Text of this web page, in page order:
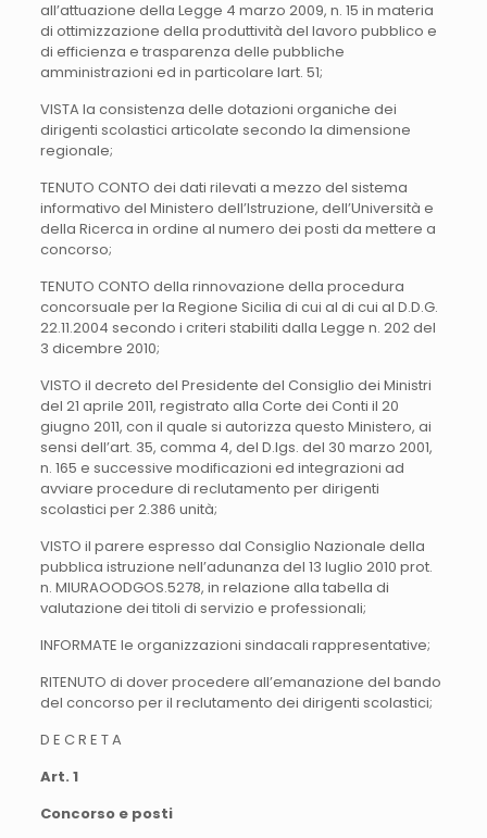
all’attuazione della Legge 4 marzo 2009, n. 15 in materia
di ottimizzazione della produttività del lavoro pubblico e
di efficienza e trasparenza delle pubbliche
amministrazioni ed in particolare lart. 51;
VISTA la consistenza delle dotazioni organiche dei
dirigenti scolastici articolate secondo la dimensione
regionale;
TENUTO CONTO dei dati rilevati a mezzo del sistema
informativo del Ministero dell’Istruzione, dell’Università e
della Ricerca in ordine al numero dei posti da mettere a
concorso;
TENUTO CONTO della rinnovazione della procedura
concorsuale per la Regione Sicilia di cui al di cui al D.D.G.
22.11.2004 secondo i criteri stabiliti dalla Legge n. 202 del
3 dicembre 2010;
VISTO il decreto del Presidente del Consiglio dei Ministri
del 21 aprile 2011, registrato alla Corte dei Conti il 20
giugno 2011, con il quale si autorizza questo Ministero, ai
sensi dell’art. 35, comma 4, del D.lgs. del 30 marzo 2001,
n. 165 e successive modificazioni ed integrazioni ad
avviare procedure di reclutamento per dirigenti
scolastici per 2.386 unità;
VISTO il parere espresso dal Consiglio Nazionale della
pubblica istruzione nell’adunanza del 13 luglio 2010 prot.
n. MIURAOODGOS.5278, in relazione alla tabella di
valutazione dei titoli di servizio e professionali;
INFORMATE le organizzazioni sindacali rappresentative;
RITENUTO di dover procedere all’emanazione del bando
del concorso per il reclutamento dei dirigenti scolastici;
D E C R E T A
Art. 1
Concorso e posti